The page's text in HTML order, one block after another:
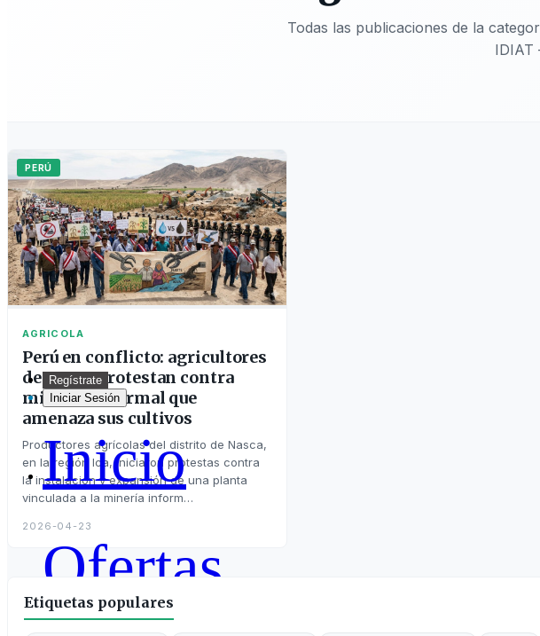
Regístrate
Iniciar Sesión
Inicio
Ofertas
Todas las publicaciones de la
IDIAT
PERÚ
AGRICOLA
Perú en conflicto: agricultores
de Nasca protestan contra
minería informal que
amenaza sus cultivos
Productores agrícolas del distrito de Nasca,
en la región Ica, iniciaron protestas contra
la instalación y expansión de una planta
vinculada a la minería inform…
2026-04-23
Etiquetas populares